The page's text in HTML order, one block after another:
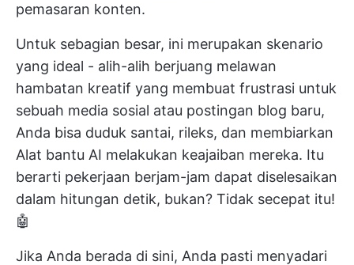
pemasaran konten.
Untuk sebagian besar, ini merupakan skenario
yang ideal - alih-alih berjuang melawan
hambatan kreatif yang membuat frustrasi untuk
sebuah media sosial atau postingan blog baru,
Anda bisa duduk santai, rileks, dan membiarkan
Alat bantu AI melakukan keajaiban mereka. Itu
berarti pekerjaan berjam-jam dapat diselesaikan
dalam hitungan detik, bukan? Tidak secepat itu!
🤖
Jika Anda berada di sini, Anda pasti menyadari